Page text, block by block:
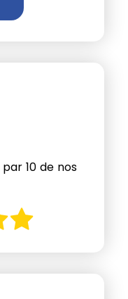
par 10 de nos